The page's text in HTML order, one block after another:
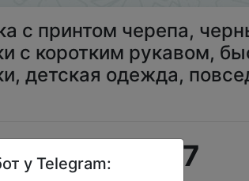
с принтом черепа,
с коротким рукавом,
детская одежда,
$2.7
у Telegram: